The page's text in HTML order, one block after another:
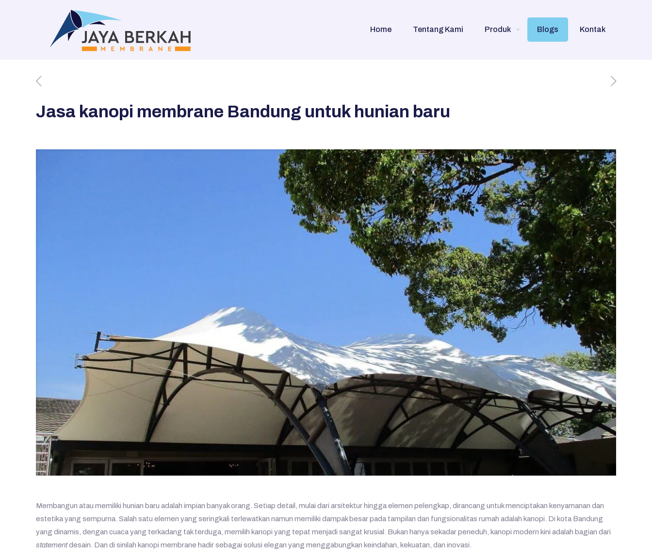
Home Tentang Kami Produk Blogs Kontak
Jasa kanopi membrane Bandung untuk hunian baru
Membangun atau memiliki hunian baru adalah impian banyak orang. Setiap detail, mulai dari arsitektur hingga elemen pelengkap, dirancang untuk menciptakan kenyamanan dan
estetika yang sempurna. Salah satu elemen yang seringkali terlewatkan namun memiliki dampak besar pada tampilan dan fungsionalitas rumah adalah kanopi. Di kota Bandung
yang dinamis, dengan cuaca yang terkadang tak terduga, memilih kanopi yang tepat menjadi sangat krusial. Bukan hanya sekadar peneduh, kanopi modern kini adalah bagian dari
statementdesain. Dan di sinilah kanopi membrane hadir sebagai solusi elegan yang menggabungkan keindahan, kekuatan, dan inovasi.